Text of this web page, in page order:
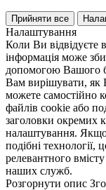
Прийняти все
Налаштування
Коли Ви відвідуєте
інформація може
допомогою Вашого
Вам вирішувати, як
можете самостійно
файлів cookie або
заголовки окремих
налаштування.
подібні
релевантного
наших служб.
Розгорнути опис